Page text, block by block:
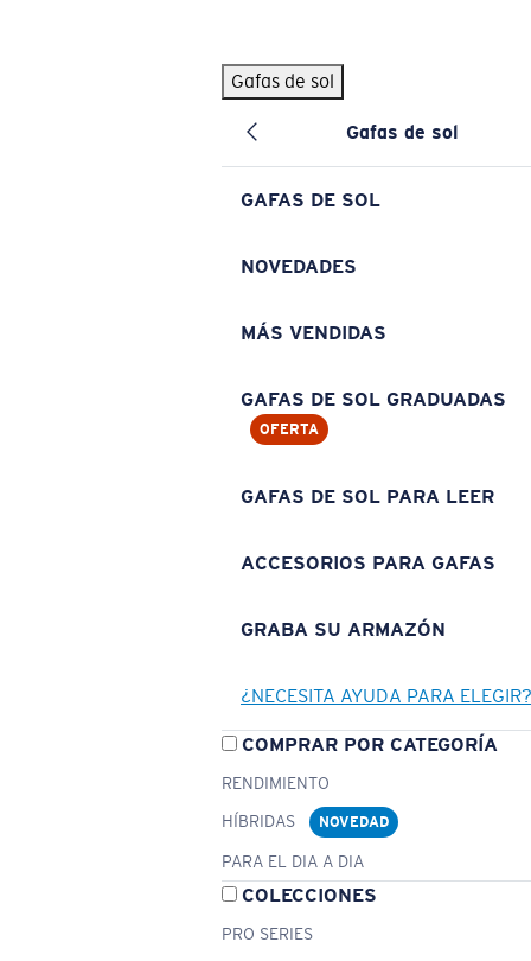
Gafas de sol
Gafas de sol
GAFAS DE SOL
NOVEDADES
MÁS VENDIDAS
GAFAS DE SOL GRADUADAS
OFERTA
GAFAS DE SOL PARA LEER
ACCESORIOS PARA GAFAS
GRABA SU ARMAZÓN
¿NECESITA AYUDA PARA ELEGIR?
COMPRAR POR CATEGORÍA
RENDIMIENTO
HÍBRIDAS
NOVEDAD
PARA EL DIA A DIA
COLECCIONES
PRO SERIES
BÚSQUEDAS POPULARES
Pilothouse PRO Limited Edition Pack Exclusivo
Gafas de sol personalizadas
Los más vendidos de gafas de sol